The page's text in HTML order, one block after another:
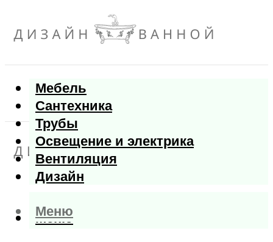
Мебель
Сантехника
Трубы
Освещение и электрика
Вентиляция
Дизайн
Меню
Меню